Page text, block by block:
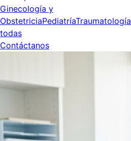
Ginecología y
ObstetriciaPediatríaTraumatología
todas
Contáctanos